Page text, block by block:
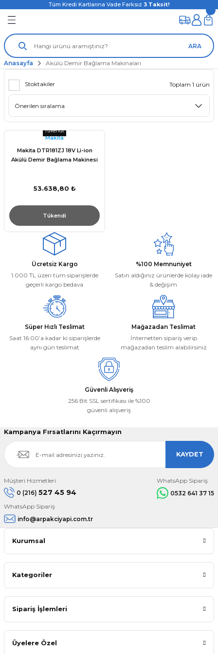
Tüm Kredi Kartlarına Vade Farksız 3 Taksit!
ARA
Anasayfa Akülü Demir Bağlama Makinaları
Stoktakiler Toplam 1 ürün
Tükendi
Makita
Makita DTR181ZJ 18V Li-ion
Akülü Demir Bağlama Makinesi
53.638,80 ₺
Tükendi
Ücretsiz Kargo
1.000 TL üzeri tüm siparişlerde
geçerli kargo bedava
%100 Memnuniyet
Satın aldığınız ürünlerde kolay iade
& değişim
Süper Hızlı Teslimat
Saat 16:00’a kadar ki siparişlerde
aynı gün teslimat
Mağazadan Teslimat
İnternetten sipariş verip
mağazadan teslim alabilirsiniz
Güvenli Alışveriş
256 Bit SSL sertifikası ile %100
güvenli alışveriş
Kampanya Fırsatlarını Kaçırmayın
KAYDET
Müşteri Hizmetleri
0 (216) 527 45 94
WhatsApp Sipariş
0532 641 37 15
WhatsApp Sipariş
info@arpakciyapi.com.tr
Kurumsal
Kategoriler
Sipariş İşlemleri
Üyelere Özel